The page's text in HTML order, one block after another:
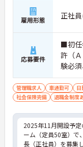
雇用形態 正社
応募要件
■初任
許（
験必
（マ
操作
管理職求人 車通勤可 日
社会保険完備
退職金制度
2025年11月開設予
ーム（定員50室）で
長（正社員）を募集